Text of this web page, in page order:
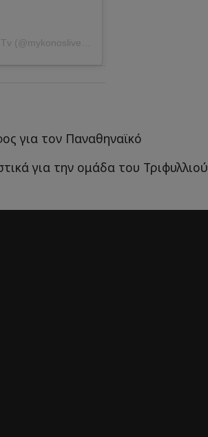
για τον Παναθηναϊκό
για την ομάδα του Τριφυλλιού